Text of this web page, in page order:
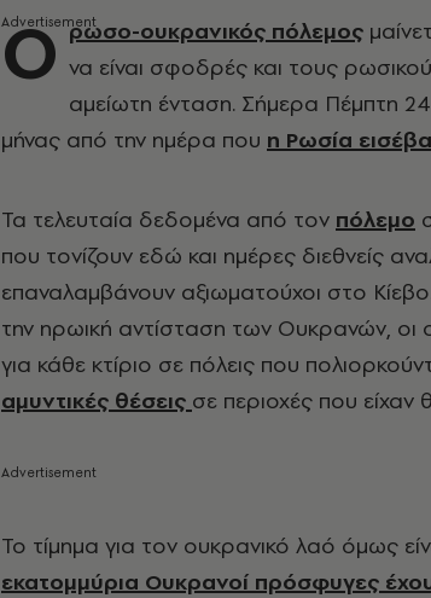
Ο ρωσο-ουκρανικός πόλεμος
να είναι σφοδρές και τους
αμείωτη ένταση. Σήμερα Πέμπτη
μήνας από την ημέρα που η Ρωσία
Τα τελευταία δεδομένα από τον πόλεμο
που τονίζουν εδώ και ημέρες διεθνείς
επαναλαμβάνουν αξιωματούχοι στο
την ηρωική αντίσταση των Ουκρανών, οι
για κάθε κτίριο σε πόλεις που
αμυντικές θέσεις σε περιοχές που είχαν
Το τίμημα για τον ουκρανικό λαό όμως
εκατομμύρια Ουκρανοί πρόσφυγες